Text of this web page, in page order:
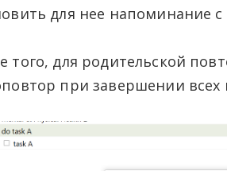
для нее напоминание
того, для родительской
при завершении всех